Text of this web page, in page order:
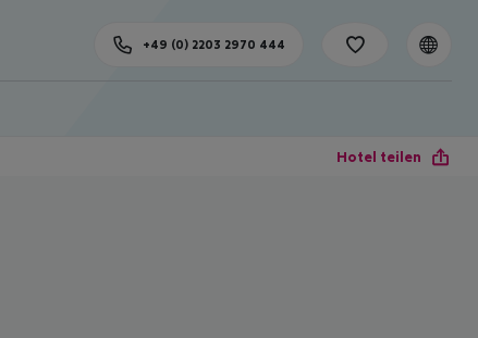
+49 (0) 2203 2970 444
Hotel teilen